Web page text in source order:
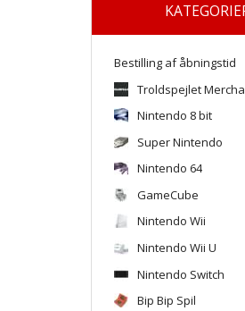
Bestilling af åbningstid
Troldspejlet
Nintendo 8 bit
Super Nintendo
Nintendo 64
GameCube
Nintendo Wii
Nintendo Wii U
Nintendo Switch
Bip Bip Spil